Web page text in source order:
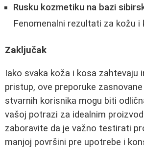
Rusku kozmetiku na bazi
Fenomenalni rezultati za kožu i
Zaključak
Iako svaka koža i kosa zahtevaju
pristup, ove preporuke
stvarnih korisnika mogu biti
vašoj potrazi za idealnim
zaboravite da je važno testirati
manjoj površini pre upotrebe i